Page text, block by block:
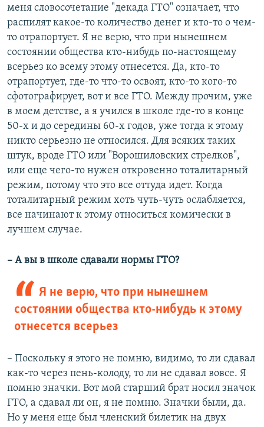
меня словосочетание "декада ГТО" означает, что
распилят какое-то количество денег и кто-то о чем-
то отрапортует. Я не верю, что при нынешнем
состоянии общества кто-нибудь по-настоящему
всерьез ко всему этому отнесется. Да, кто-то
отрапортует, где-то что-то освоят, кто-то кого-то
сфотографирует, вот и все ГТО. Между прочим, уже
в моем детстве, а я учился в школе где-то в конце
50-х и до середины 60-х годов, уже тогда к этому
никто серьезно не относился. Для всяких таких
штук, вроде ГТО или "Ворошиловских стрелков",
или еще чего-то нужен откровенно тоталитарный
режим, потому что это все оттуда идет. Когда
тоталитарный режим хоть чуть-чуть ослабляется,
все начинают к этому относиться комически в
лучшем случае.
– А вы в школе сдавали нормы ГТО?
Я не верю, что при нынешнем
состоянии общества кто-нибудь к этому
отнесется всерьез
– Поскольку я этого не помню, видимо, то ли сдавал
как-то через пень-колоду, то ли не сдавал вовсе. Я
помню значки. Вот мой старший брат носил значок
ГТО, а сдавал ли он, я не помню. Значки были, да.
Но у меня еще был членский билетик на двух